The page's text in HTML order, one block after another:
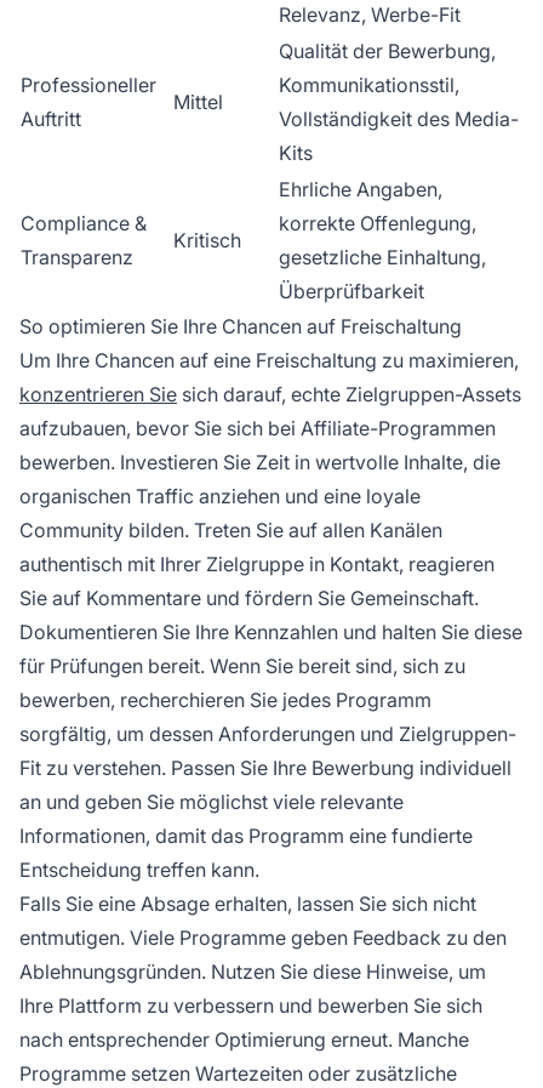
Relevanz, Werbe-Fit
Professioneller
Auftritt
Mittel
Qualität der Bewerbung,
Kommunikationsstil,
Vollständigkeit des Media-
Kits
Compliance &
Transparenz
Kritisch
Ehrliche Angaben,
korrekte Offenlegung,
gesetzliche Einhaltung,
Überprüfbarkeit
So optimieren Sie Ihre Chancen auf Freischaltung
Um Ihre Chancen auf eine Freischaltung zu maximieren,
konzentrieren Sie sich darauf, echte Zielgruppen-Assets
aufzubauen, bevor Sie sich bei Affiliate-Programmen
bewerben. Investieren Sie Zeit in wertvolle Inhalte, die
organischen Traffic anziehen und eine loyale
Community bilden. Treten Sie auf allen Kanälen
authentisch mit Ihrer Zielgruppe in Kontakt, reagieren
Sie auf Kommentare und fördern Sie Gemeinschaft.
Dokumentieren Sie Ihre Kennzahlen und halten Sie diese
für Prüfungen bereit. Wenn Sie bereit sind, sich zu
bewerben, recherchieren Sie jedes Programm
sorgfältig, um dessen Anforderungen und Zielgruppen-
Fit zu verstehen. Passen Sie Ihre Bewerbung individuell
an und geben Sie möglichst viele relevante
Informationen, damit das Programm eine fundierte
Entscheidung treffen kann.
Falls Sie eine Absage erhalten, lassen Sie sich nicht
entmutigen. Viele Programme geben Feedback zu den
Ablehnungsgründen. Nutzen Sie diese Hinweise, um
Ihre Plattform zu verbessern und bewerben Sie sich
nach entsprechender Optimierung erneut. Manche
Programme setzen Wartezeiten oder zusätzliche